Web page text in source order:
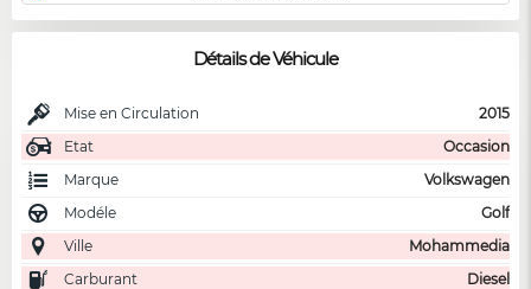
Détails de Véhicule
Mise en Circulation
2015
Etat
Occasion
Marque
Volkswagen
Modéle
Golf
Ville
Mohammedia
Carburant
Diesel